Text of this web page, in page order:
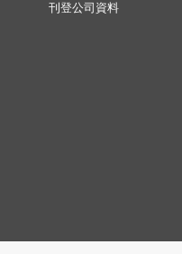
刊登公司資料